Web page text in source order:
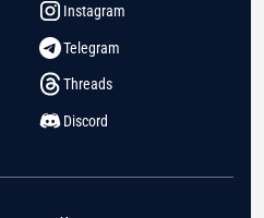
Instagram
Telegram
Threads
Discord